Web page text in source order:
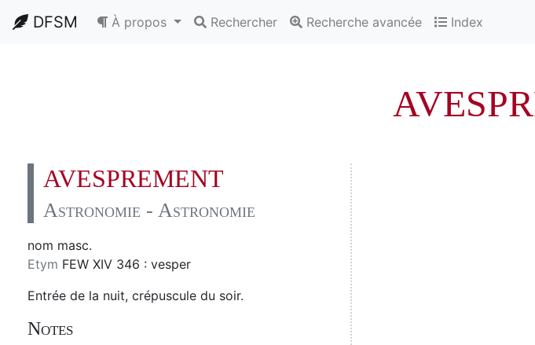
DFSM À propos Rechercher Recherche avancée Index
AVESPREMENT
Astronomie - Astronomie
nom masc.
Etym FEW XIV 346 : vesper
Entrée de la nuit, crépuscule du soir.
Notes